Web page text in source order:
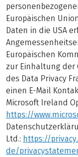
Europäischen
Daten in die USA
Europäischen
zur Einhaltung der
des Data Privacy
einen E-Mail
Microsoft Ireland
https://
Ltd.: https://
de/